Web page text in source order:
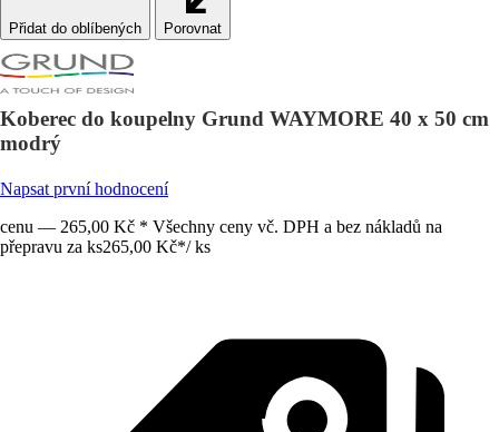
Porovnat
Koberec do koupelny Grund WAYMORE 40 x 50 cm
modrý
Napsat první hodnocení
cenu — 265,00 Kč * Všechny ceny vč. DPH a bez nákladů na
přepravu za ks265,00 Kč*/ ks